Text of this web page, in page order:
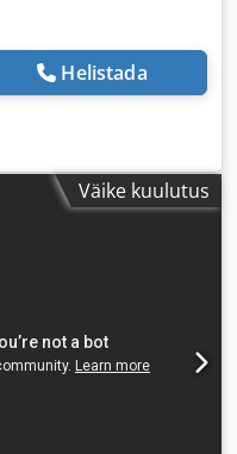
Helistada
Väike kuulutus